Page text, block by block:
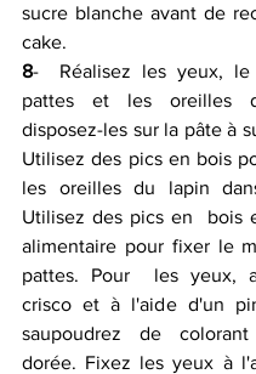
sucre blanche avant de
cake.
8-  Réalisez les yeux, le
pattes et les oreilles
disposez-les sur la pâte à
Utilisez des pics en bois
les oreilles du lapin
Utilisez des pics en  bois
alimentaire pour fixer le
pattes. Pour  les yeux,
crisco et à l'aide d'un
saupoudrez de
dorée. Fixez les yeux à